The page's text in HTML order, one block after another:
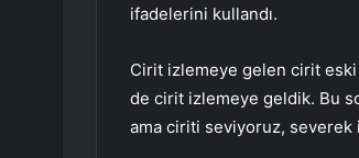
ifadelerini kullandı.
Cirit izlemeye gelen cirit eski
de cirit izlemeye geldik. Bu
ama ciriti seviyoruz,